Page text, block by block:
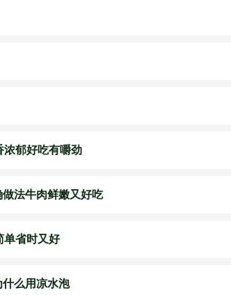
浓郁好吃有嚼劲
法牛肉鲜嫩又好吃
单省时又好
么用凉水泡